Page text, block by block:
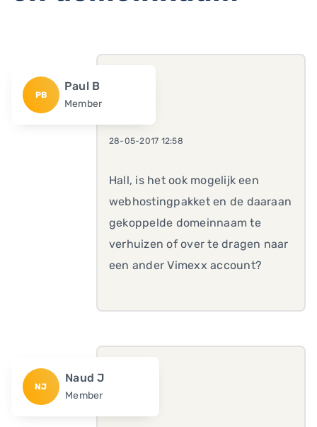
PB
Paul B
Member
28-05-2017 12:58
Hall, is het ook mogelijk een
webhostingpakket en de daaraan
gekoppelde domeinnaam te
verhuizen of over te dragen naar
een ander Vimexx account?
NJ
Naud J
Member